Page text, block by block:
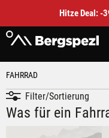
Hitze Deal: -
FAHRRAD
Filter/Sortierung
Was für ein